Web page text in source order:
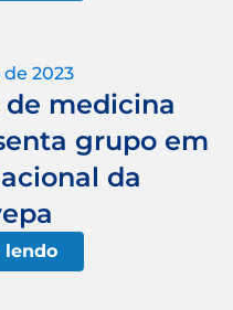
2023
medicina
grupo em
da
lendo